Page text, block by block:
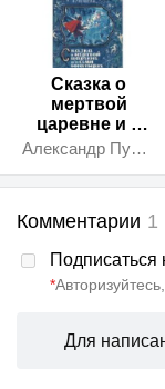
Сказка о
мертвой
царевне и о
семи
богатырях
Александр Пушкин
Комментарии 1
*
Для